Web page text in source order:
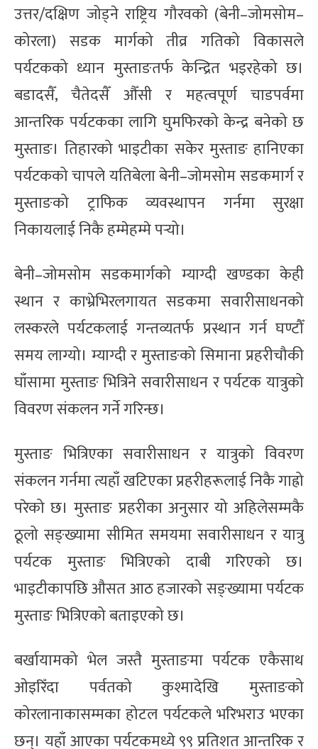
उत्तर/दक्षिण जोड्ने राष्ट्रिय गौरवको (बेनी–जोमसोम–
कोरला) सडक मार्गको तीव्र गतिको विकासले
पर्यटकको ध्यान मुस्ताङतर्फ केन्द्रित भइरहेको छ।
बडादसैँ, चैतेदसैँ औँसी र महत्वपूर्ण चाडपर्वमा
आन्तरिक पर्यटकका लागि घुमफिरको केन्द्र बनेको छ
मुस्ताङ। तिहारको भाइटीका सकेर मुस्ताङ हानिएका
पर्यटकको चापले यतिबेला बेनी–जोमसोम सडकमार्ग र
मुस्ताङको ट्राफिक व्यवस्थापन गर्नमा सुरक्षा
निकायलाई निकै हम्मेहम्मे पर्‍यो।
बेनी–जोमसोम सडकमार्गको म्याग्दी खण्डका केही
स्थान र काभ्रेभिरलगायत सडकमा सवारीसाधनको
लस्करले पर्यटकलाई गन्तव्यतर्फ प्रस्थान गर्न घण्टौँ
समय लाग्यो। म्याग्दी र मुस्ताङको सिमाना प्रहरीचौकी
घाँसामा मुस्ताङ भित्रिने सवारीसाधन र पर्यटक यात्रुको
विवरण संकलन गर्ने गरिन्छ।
मुस्ताङ भित्रिएका सवारीसाधन र यात्रुको विवरण
संकलन गर्नमा त्यहाँ खटिएका प्रहरीहरूलाई निकै गाह्रो
परेको छ। मुस्ताङ प्रहरीका अनुसार यो अहिलेसम्मकै
ठूलो सङ्ख्यामा सीमित समयमा सवारीसाधन र यात्रु
पर्यटक मुस्ताङ भित्रिएको दाबी गरिएको छ।
भाइटीकापछि औसत आठ हजारको सङ्ख्यामा पर्यटक
मुस्ताङ भित्रिएको बताइएको छ।
बर्खायामको भेल जस्तै मुस्ताङमा पर्यटक एकैसाथ
ओइरिँदा पर्वतको कुश्मादेखि मुस्ताङको
कोरलानाकासम्मका होटल पर्यटकले भरिभराउ भएका
छन्। यहाँ आएका पर्यटकमध्ये ९९ प्रतिशत आन्तरिक र